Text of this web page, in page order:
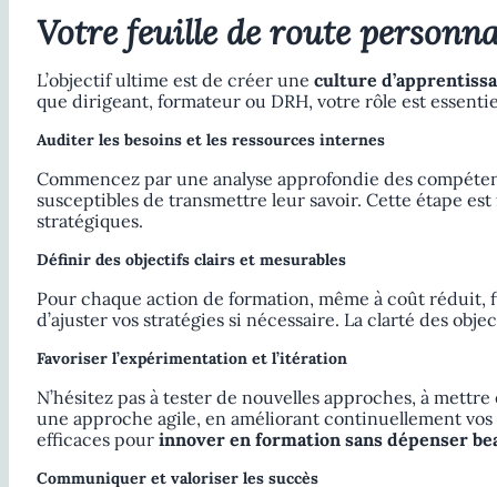
Votre feuille de route
L’objectif ultime est de créer une culture
que dirigeant, formateur ou DRH, votre rôle est
Auditer les besoins et les ressources internes
Commencez par une analyse approfondie des
susceptibles de transmettre leur savoir. Cette étape
stratégiques.
Définir des objectifs clairs et mesurables
Pour chaque action de formation, même à coût
d’ajuster vos stratégies si nécessaire. La clarté des
Favoriser l’expérimentation et l’itération
N’hésitez pas à tester de nouvelles approches, à
une approche agile, en améliorant continuellement
efficaces pour innover en formation sans dépenser
Communiquer et valoriser les succès